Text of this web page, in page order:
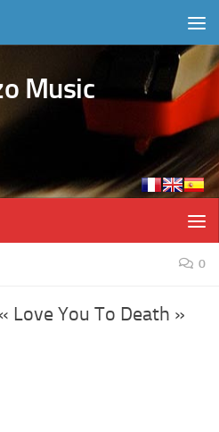
Music
0
Love You To Death »